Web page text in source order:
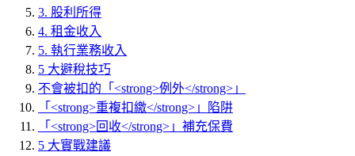
3. 股利所得
4. 租金收入
5. 執行業務收入
5 大避稅技巧
不會被扣的「<strong>例外</strong>」
「<strong>重複扣繳</strong>」陷阱
「<strong>回收</strong>」補充保費
5 大實戰建議